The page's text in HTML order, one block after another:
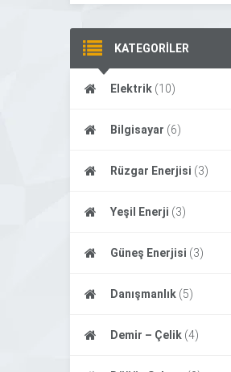
KATEGORİLER
Elektrik (10)
Bilgisayar (6)
Rüzgar Enerjisi (3)
Yeşil Enerji (3)
Güneş Enerjisi (3)
Danışmanlık (5)
Demir – Çelik (4)